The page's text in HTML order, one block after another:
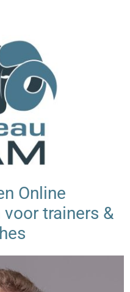
Online
trainers &